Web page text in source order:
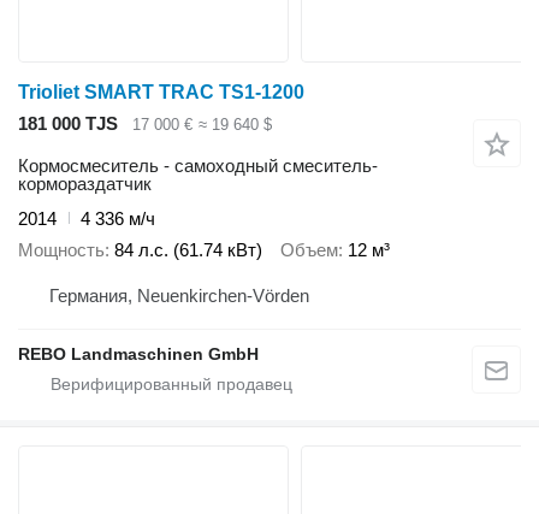
Trioliet SMART TRAC TS1-1200
181 000 TJS
17 000 € ≈ 19 640 $
Кормосмеситель - самоходный смеситель-
кормораздатчик
2014
4 336 м/ч
Мощность 84 л.с. (61.74 кВт) Объем 12 м³
Германия, Neuenkirchen-Vörden
REBO Landmaschinen GmbH